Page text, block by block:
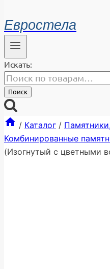
Евростела
Искать:
Поиск
/ Каталог /
Комбинированные
(Изогнутый с цветными